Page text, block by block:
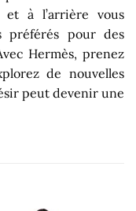
et à l’arrière vous
préférés pour des
Hermès, prenez
de nouvelles
peut devenir une